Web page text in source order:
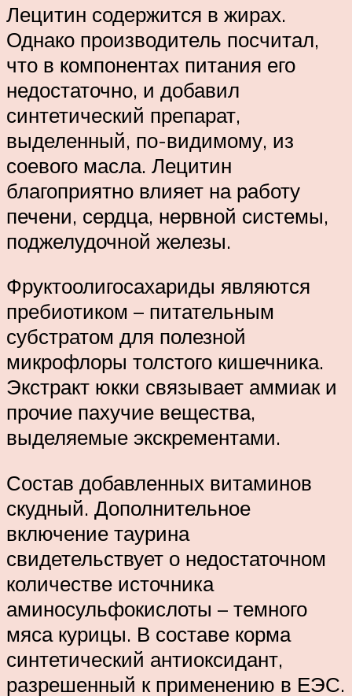
Лецитин содержится в жирах.
Однако производитель посчитал,
что в компонентах питания его
недостаточно, и добавил
синтетический препарат,
выделенный, по-видимому, из
соевого масла. Лецитин
благоприятно влияет на работу
печени, сердца, нервной системы,
поджелудочной железы.
Фруктоолигосахариды являются
пребиотиком – питательным
субстратом для полезной
микрофлоры толстого кишечника.
Экстракт юкки связывает аммиак и
прочие пахучие вещества,
выделяемые экскрементами.
Состав добавленных витаминов
скудный. Дополнительное
включение таурина
свидетельствует о недостаточном
количестве источника
аминосульфокислоты – темного
мяса курицы. В составе корма
синтетический антиоксидант,
разрешенный к применению в ЕЭС.